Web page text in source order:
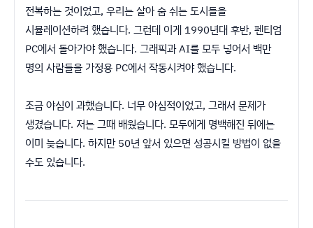
전복하는 것이었고, 우리는 살아 숨 쉬는 도시들을
시뮬레이션하려 했습니다. 그런데 이게 1990년대 후반, 펜티엄
PC에서 돌아가야 했습니다. 그래픽과 AI를 모두 넣어서 백만
명의 사람들을 가정용 PC에서 작동시켜야 했습니다.
조금 야심이 과했습니다. 너무 야심적이었고, 그래서 문제가
생겼습니다. 저는 그때 배웠습니다. 모두에게 명백해진 뒤에는
이미 늦습니다. 하지만 50년 앞서 있으면 성공시킬 방법이 없을
수도 있습니다.